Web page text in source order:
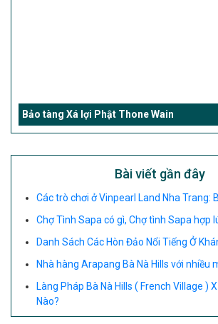
Bảo tàng Xá lợi Phật Thone Wain
Bài viết gần đây
Các trò chơi ở Vinpearl Land Nha Trang:
Chợ Tình Sapa có gì, Chợ tình Sapa hợp
Danh Sách Các Hòn Đảo Nổi Tiếng Ở
Nhà hàng Arapang Bà Nà Hills với nhiều
Làng Pháp Bà Nà Hills ( French Village )
Nào?